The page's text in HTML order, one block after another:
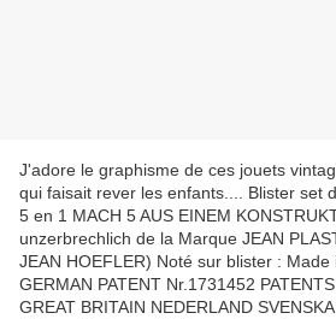
J'adore le graphisme de ces jouets
qui faisait rever les enfants.... Blister set
5 en 1 MACH 5 AUS EINEM
unzerbrechlich de la Marque JEAN
JEAN HOEFLER) Noté sur blister :
GERMAN PATENT Nr.1731452
GREAT BRITAIN NEDERLAND